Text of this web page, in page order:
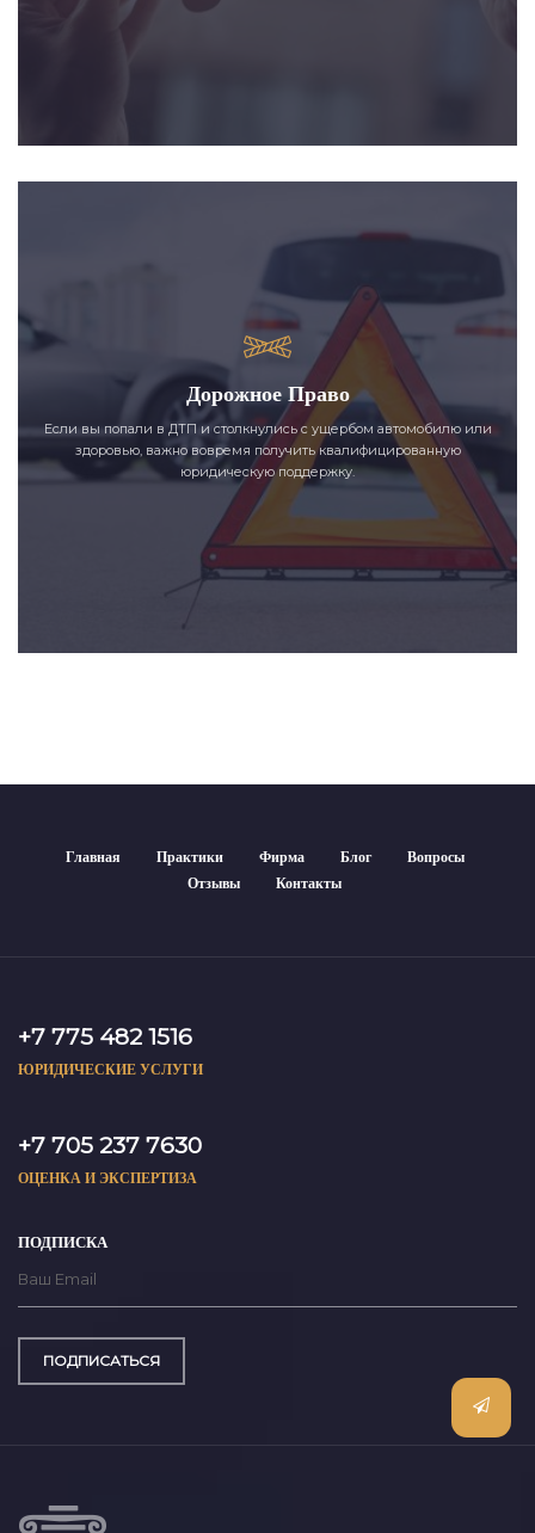
Дорожное Право
Если вы попали в ДТП и столкнулись с ущербом автомобилю или
здоровью, важно вовремя получить квалифицированную
юридическую поддержку.
Главная Практики Фирма Блог
Вопросы
Отзывы
Контакты
+7 775 482 1516
ЮРИДИЧЕСКИЕ УСЛУГИ
+7 705 237 7630
ОЦЕНКА И ЭКСПЕРТИЗА
ПОДПИСКА
ПОДПИСАТЬСЯ